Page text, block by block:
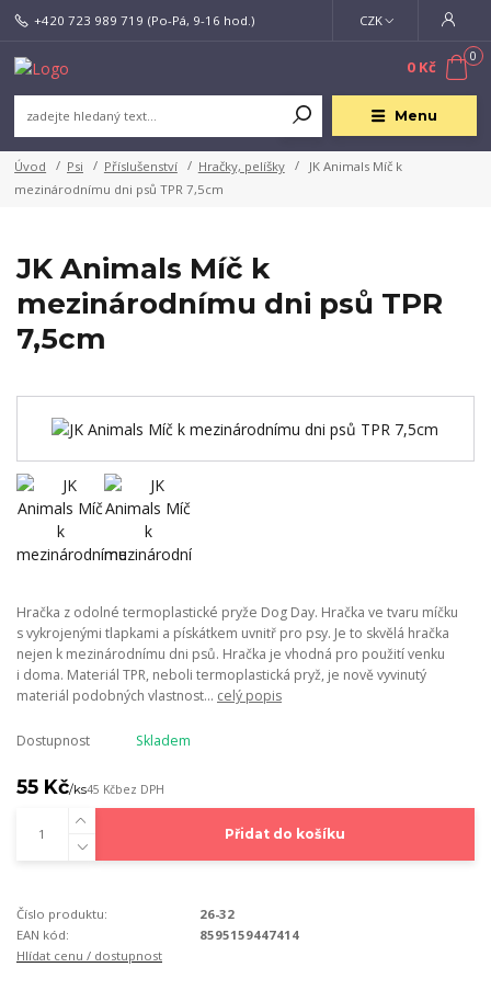
Menu
CZK
+420 723 989 719 (Po-Pá, 9-16 hod.)
0
0 Kč
Úvod Psi Příslušenství Hračky, pelíšky
JK Animals Míč k
mezinárodnímu dni psů TPR 7,5cm
JK Animals Míč k
mezinárodnímu dni psů TPR
7,5cm
Hračka z odolné termoplastické pryže Dog Day. Hračka ve tvaru míčku
s vykrojenými tlapkami a pískátkem uvnitř pro psy. Je to skvělá hračka
nejen k mezinárodnímu dni psů. Hračka je vhodná pro použití venku
i doma. Materiál TPR, neboli termoplastická pryž, je nově vyvinutý
materiál podobných vlastnost... celý popis
Dostupnost Skladem
55 Kč/ks45 Kčbez DPH
Přidat do košíku
Číslo produktu:
26-32
EAN kód:
8595159447414
Hlídat cenu / dostupnost